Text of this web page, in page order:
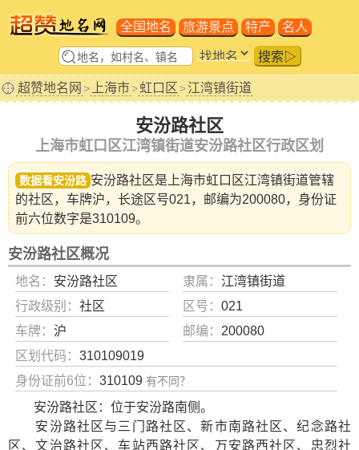
全国地名 旅游景点 特产 名人
搜索▷
超赞地名网 > 上海市>虹口区 >江湾镇街道
安汾路社区
上海市虹口区江湾镇街道安汾路社区行政区划
数据看安汾路 安汾路社区是 上海市虹口区江湾镇街道管辖
的社区，车牌沪，长途区号021，邮编为200080，身份证
前六位数字是310109。
安汾路社区概况
地名： 安汾路社区 隶属： 江湾镇街道
行政级别： 社区 区号：021
车牌： 沪 邮编： 200080
区划代码： 310109019
身份证前6位： 310109 有不同？
安汾路社区：位于安汾路南侧。
安汾路社区与三门路社区、新市南路社区、纪念路社
区、文治路社区、车站西路社区、万安路西社区、忠烈社